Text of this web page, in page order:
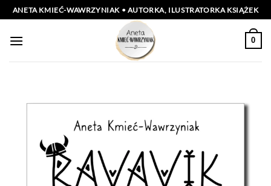
Przewiń
do
zawartości
ANETA KMIEĆ-WAWRZYNIAK • AUTORKA, ILUSTRATORKA KSIĄŻEK
0